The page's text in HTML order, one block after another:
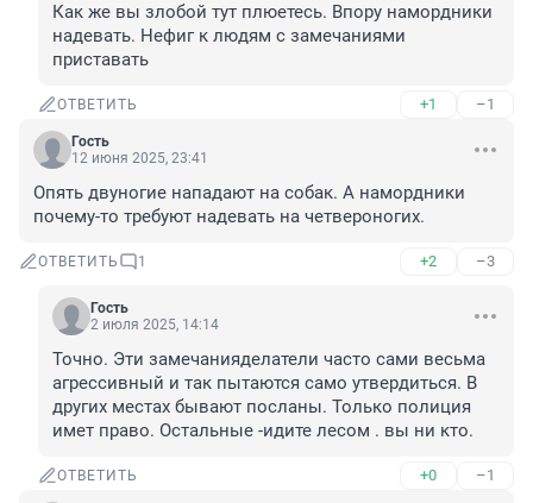
Как же вы злобой тут плюетесь. Впору намордники
надевать. Нефиг к людям с замечаниями
приставать
ОТВЕТИТЬ +1 –1
Гость
12 июня 2025, 23:41
Опять двуногие нападают на собак. А намордники
почему-то требуют надевать на четвероногих.
ОТВЕТИТЬ 1 +2 –3
Гость
2 июля 2025, 14:14
Точно. Эти замечанияделатели часто сами весьма
агрессивный и так пытаются само утвердиться. В
других местах бывают посланы. Только полиция
имет право. Остальные -идите лесом . вы ни кто.
ОТВЕТИТЬ +0 –1